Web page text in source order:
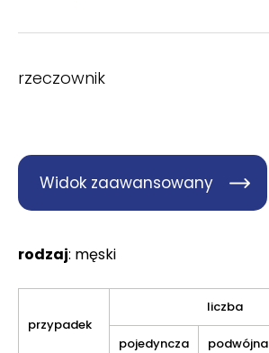
rzeczownik
Widok zaawansowany
rodzaj: męski
przypadek
liczba
pojedyncza podwójna